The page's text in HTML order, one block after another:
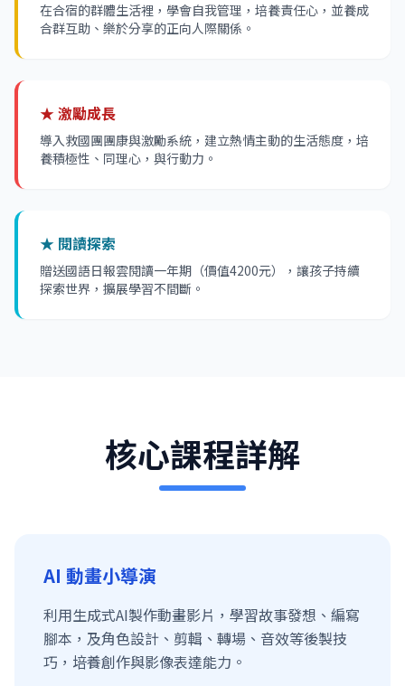
在合宿的群體生活裡，學會自我管理，培養責任心，並養成
合群互助、樂於分享的正向人際關係。
★ 激勵成長
導入救國團團康與激勵系統，建立熱情主動的生活態度，培
養積極性、同理心，與行動力。
★ 閱讀探索
贈送國語日報雲閱讀一年期（價值4200元），讓孩子持續
探索世界，擴展學習不間斷。
核心課程詳解
AI 動畫小導演
利用生成式AI製作動畫影片，學習故事發想、編寫
腳本，及角色設計、剪輯、轉場、音效等後製技
巧，培養創作與影像表達能力。